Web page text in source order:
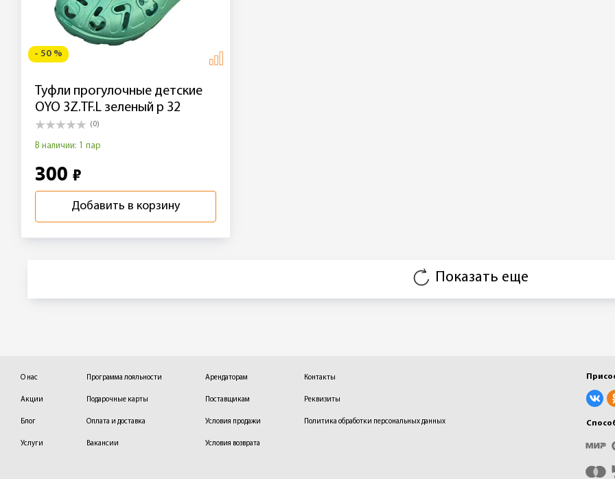
- 50 %
Туфли прогулочные детские
OYO 3Z.TF.L зеленый р 32
(0)
В наличии: 1 пар
300 ₽
Добавить в корзину
Показать еще
О нас
Акции
Блог
Услуги
Программа лояльности
Подарочные карты
Оплата и доставка
Вакансии
Арендаторам
Поставщикам
Условия продажи
Условия возврата
Контакты
Реквизиты
Политика обработки персональных данных